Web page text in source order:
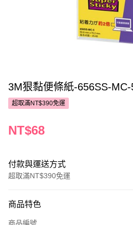
3M狠黏便條紙-656SS-
超取滿NT$390免運
NT$68
付款與運送方式
超取滿NT$390免運
POYA支付
商品特色
商品編號